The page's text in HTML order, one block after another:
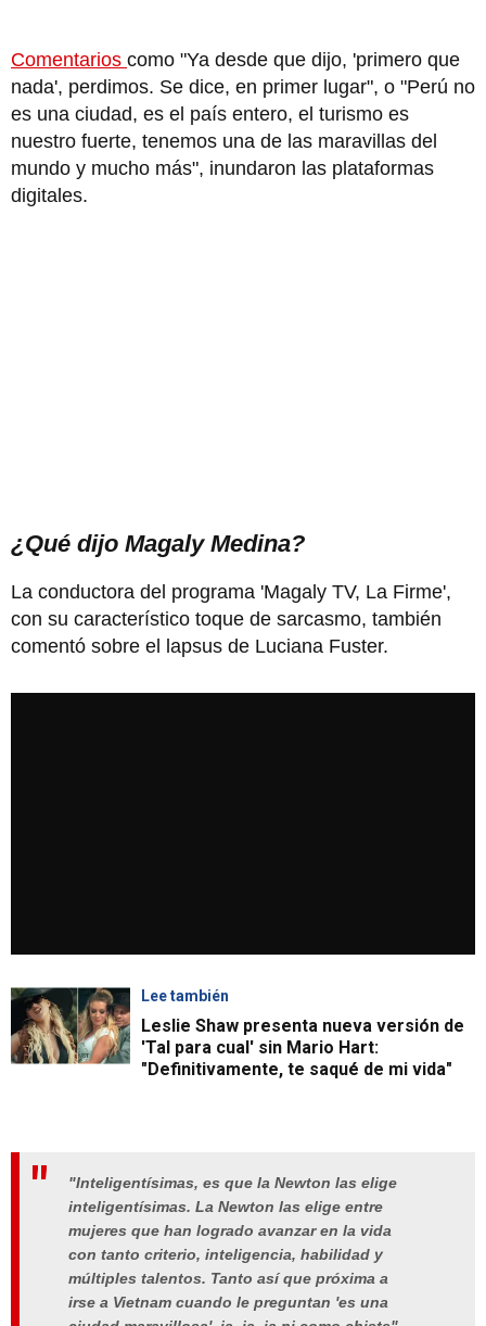
Comentarios como "Ya desde que dijo, 'primero que
nada', perdimos. Se dice, en primer lugar", o "Perú no
es una ciudad, es el país entero, el turismo es
nuestro fuerte, tenemos una de las maravillas del
mundo y mucho más", inundaron las plataformas
digitales.
¿Qué dijo Magaly Medina?
La conductora del programa 'Magaly TV, La Firme',
con su característico toque de sarcasmo, también
comentó sobre el lapsus de Luciana Fuster.
Lee también
Leslie Shaw presenta nueva versión de
'Tal para cual' sin Mario Hart:
"Definitivamente, te saqué de mi vida"
"Inteligentísimas, es que la Newton las elige
inteligentísimas. La Newton las elige entre
mujeres que han logrado avanzar en la vida
con tanto criterio, inteligencia, habilidad y
múltiples talentos. Tanto así que próxima a
irse a Vietnam cuando le preguntan 'es una